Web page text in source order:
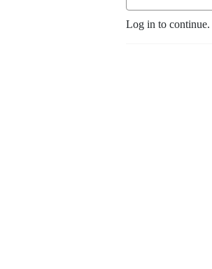
Log in to continue.